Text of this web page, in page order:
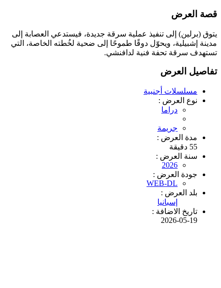
قصة العرض
يتوق (برلين) إلى تنفيذ عملية سرقة جديدة، فيستدعي العصابة إلى
مدينة إشبيلية، ويحوّل دوقًا طموحًا إلى ضحية لخُطته الخاصة، التي
تستهدف سرقة تحفة فنية لدافنشي.
تفاصيل العرض
مسلسلات أجنبية
نوع العرض :
دراما
جريمة
مدة العرض :
55 دقيقة
سنة العرض :
2026
جودة العرض :
WEB-DL
بلد العرض :
إسبانيا
تاريخ الاضافة :
2026-05-19